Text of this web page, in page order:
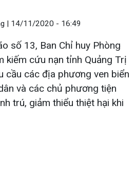
| 14/11/2020 - 16:49
số 13, Ban Chỉ huy Phòng
kiếm cứu nạn tỉnh Quảng Trị
cầu các địa phương ven biển
và các chủ phương tiện
trú, giảm thiểu thiệt hại khi